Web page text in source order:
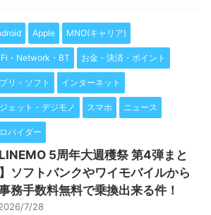
Apple MNO(キャリア)
・Network・BT お金・決済・ポイント
リ・ソフト インターネット
ェット・デジモノ スマホ ニュース
バイダー
LINEMO 5周年大週穫祭 第4弾まと
ソフトバンクやワイモバイルから
務手数料無料で乗換出来る件！
7/28